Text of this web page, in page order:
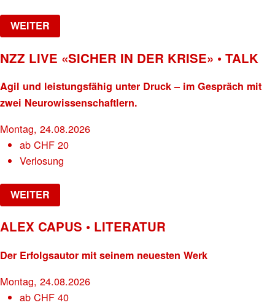
WEITER
NZZ LIVE «SICHER IN DER KRISE» • TALK
Agil und leistungsfähig unter Druck – im Gespräch mit
zwei Neurowissenschaftlern.
Montag, 24.08.2026
abCHF 20
Verlosung
WEITER
ALEX CAPUS • LITERATUR
Der Erfolgsautor mit seinem neuesten Werk
Montag, 24.08.2026
abCHF 40